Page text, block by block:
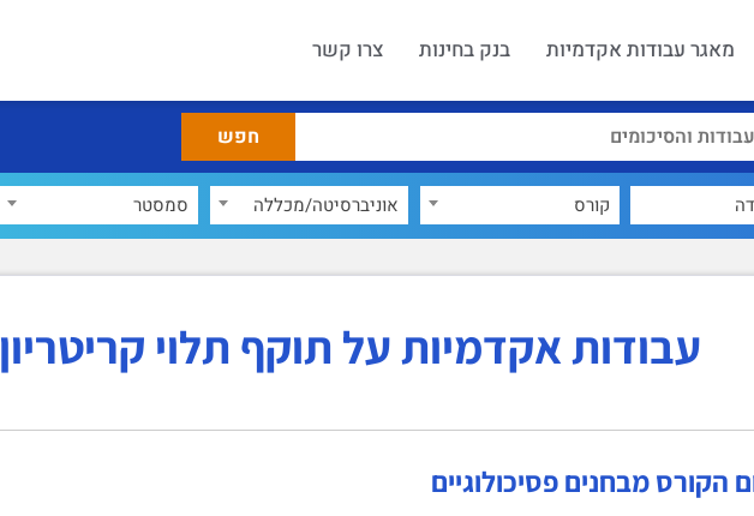
מאגר עבודות אקדמיות בנק בחינות צרו קשר
קורס אוניברסיטה/מכללה סמסטר
עבודות אקדמיות על תוקף תלוי קריטריון
הקורס מבחנים פסיכולוגיים